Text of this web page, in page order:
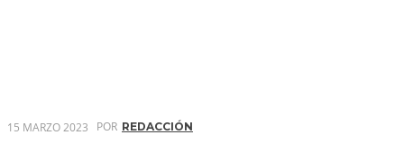
15 MARZO 2023 POR REDACCIÓN